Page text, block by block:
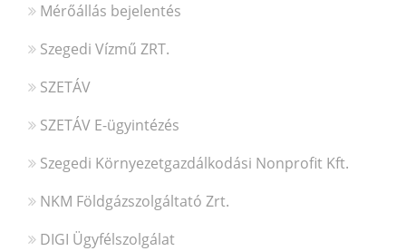
Mérőállás bejelentés
Szegedi Vízmű ZRT.
SZETÁV
SZETÁV E-ügyintézés
Szegedi Környezetgazdálkodási Nonprofit Kft.
NKM Földgázszolgáltató Zrt.
DIGI Ügyfélszolgálat